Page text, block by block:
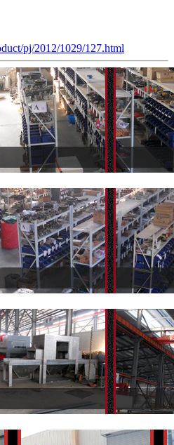
pj/2012/1029/127.html